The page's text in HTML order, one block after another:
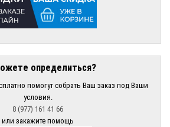
определиться?
помогут собрать Ваш заказ под Ваши
условия.
8 (977) 161 41 66
или закажите помощь